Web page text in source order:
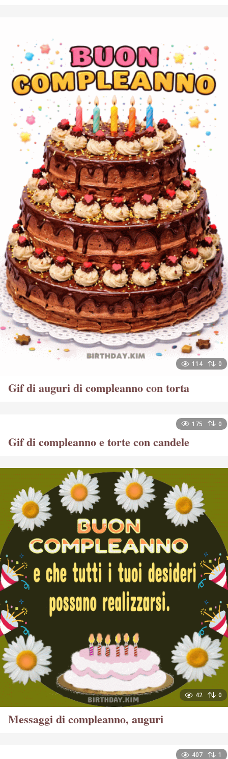
114 0
Gif di auguri di compleanno con torta
175 0
Gif di compleanno e torte con candele
42 0
Messaggi di compleanno, auguri
407 1